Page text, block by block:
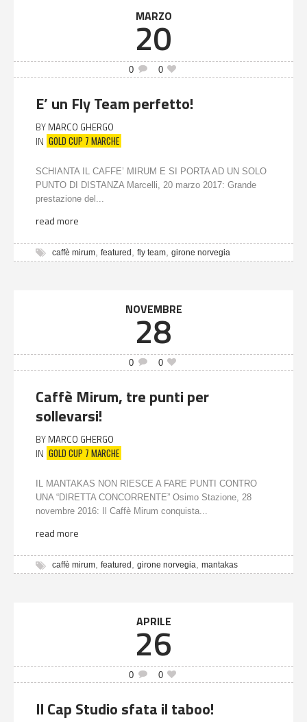
MARZO
20
0 0
E’ un Fly Team perfetto!
BY MARCO GHERGO
IN GOLD CUP 7 MARCHE
SCHIANTA IL CAFFE’ MIRUM E SI PORTA AD UN SOLO
PUNTO DI DISTANZA Marcelli, 20 marzo 2017: Grande
prestazione del...
read more
caffè mirum featured fly team girone norvegia
NOVEMBRE
28
0 0
Caffè Mirum, tre punti per
sollevarsi!
BY MARCO GHERGO
IN GOLD CUP 7 MARCHE
IL MANTAKAS NON RIESCE A FARE PUNTI CONTRO
UNA “DIRETTA CONCORRENTE” Osimo Stazione, 28
novembre 2016: Il Caffè Mirum conquista...
read more
caffè mirum, featured , girone norvegia, mantakas
APRILE
26
0 0
Il Cap Studio sfata il taboo!